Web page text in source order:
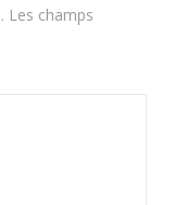
Les champs